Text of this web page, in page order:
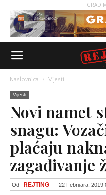
Naslovnica Vijesti
Vijesti
Novi namet
snagu:
plaćaju
zagađivanje
Od REJTING - 22 Februara, 2019